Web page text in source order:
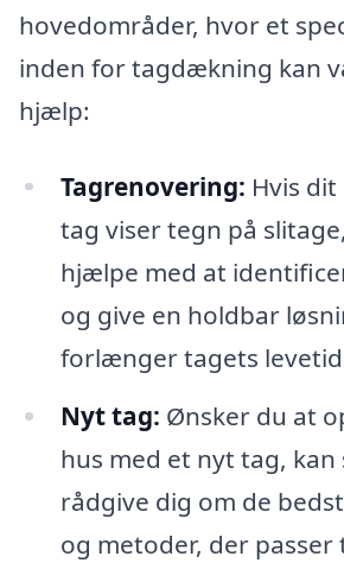
hovedområder, hvor et
inden for tagdækning kan
hjælp:
Tagrenovering: Hvis
tag viser tegn på
hjælpe med at
og give en holdbar
forlænger tagets
Nyt tag: Ønsker du at
hus med et nyt tag, kan
rådgive dig om de
og metoder, der passer